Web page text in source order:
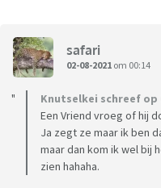
safari
02-08-2021 om 00:14
Knutselkei schreef op
Een Vriend vroeg of hij
Ja zegt ze maar ik ben
maar dan kom ik wel bij
zien hahaha.